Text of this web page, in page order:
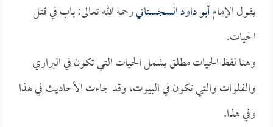
يقول الإمامأبو داود السجستانيرحمه الله تعالى: باب في قتل
الحيات.
وهنا لفظ الحيات مطلق يشمل الحيات التي تكون في البراري
والفلوات والتي تكون في البيوت، وقد جاءت الأحاديث في هذا
وفي هذا.